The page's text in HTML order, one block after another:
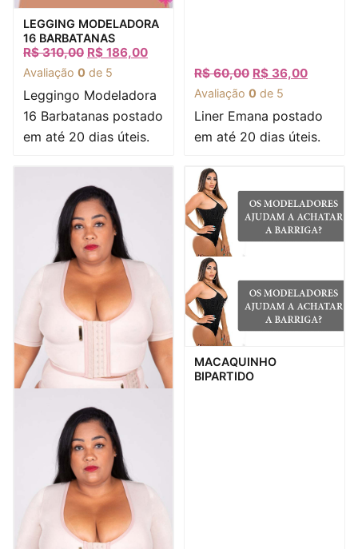
Visualização rápida
LEGGING MODELADORA
16 BARBATANAS
R$310,00 R$ 186,00
Avaliação 0 de 5
Leggingo Modeladora
16 Barbatanas postado
em até 20 dias úteis.
R$60,00 R$ 36,00
Avaliação 0 de 5
Liner Emana postado
em até 20 dias úteis.
Visualização rápida
MACAQUINHO
BIPARTIDO